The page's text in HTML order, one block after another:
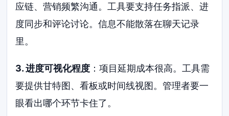
应链、营销频繁沟通。工具要支持任务指派、进
度同步和评论讨论。信息不能散落在聊天记录
里。
3. 进度可视化程度 ：项目延期成本很高。工具需
要提供甘特图、看板或时间线视图。管理者要一
眼看出哪个环节卡住了。